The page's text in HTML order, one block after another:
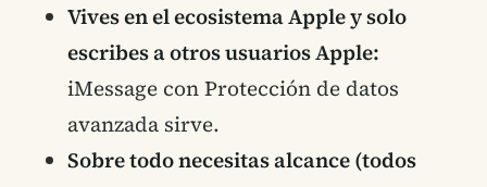
Vives en el ecosistema Apple y solo
escribes a otros usuarios Apple:
iMessage con Protección de datos
avanzada sirve.
Sobre todo necesitas alcance (todos